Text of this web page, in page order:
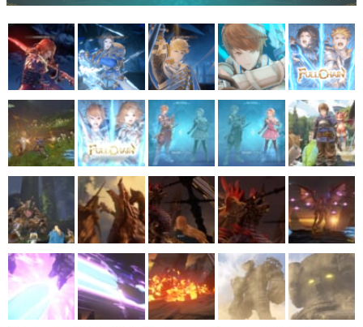
マンガ
女性向け
アプリレビュー
その他
電ファミニコゲーマーとは？
運営：株式会社マレ